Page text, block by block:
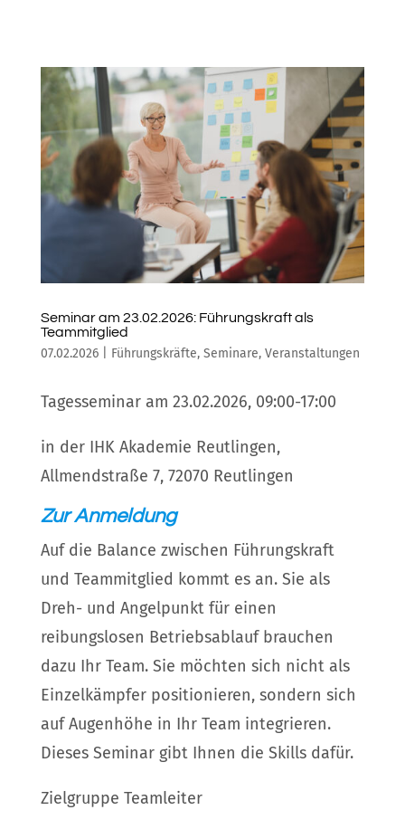
Seminar am 23.02.2026: Führungskraft als
Teammitglied
07.02.2026| Führungskräfte, Seminare, Veranstaltungen
Tagesseminar am 23.02.2026, 09:00-17:00
in der IHK Akademie Reutlingen,
Allmendstraße 7, 72070 Reutlingen
Zur Anmeldung
Auf die Balance zwischen Führungskraft
und Teammitglied kommt es an. Sie als
Dreh- und Angelpunkt für einen
reibungslosen Betriebsablauf brauchen
dazu Ihr Team. Sie möchten sich nicht als
Einzelkämpfer positionieren, sondern sich
auf Augenhöhe in Ihr Team integrieren.
Dieses Seminar gibt Ihnen die Skills dafür.
Zielgruppe Teamleiter